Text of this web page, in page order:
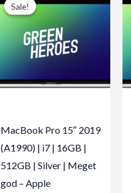
Sale!
Sale!
MacBook Pro 15″ 2019
(A1990) | i7 | 16GB |
512GB | Silver | Meget
god – Apple